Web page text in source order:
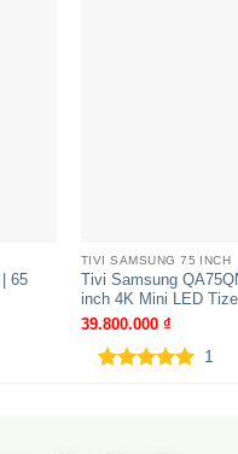
65
TIVI SAMSUNG 75 INCH
Tivi Samsung
inch 4K Mini LED
39.800.000 ₫
1